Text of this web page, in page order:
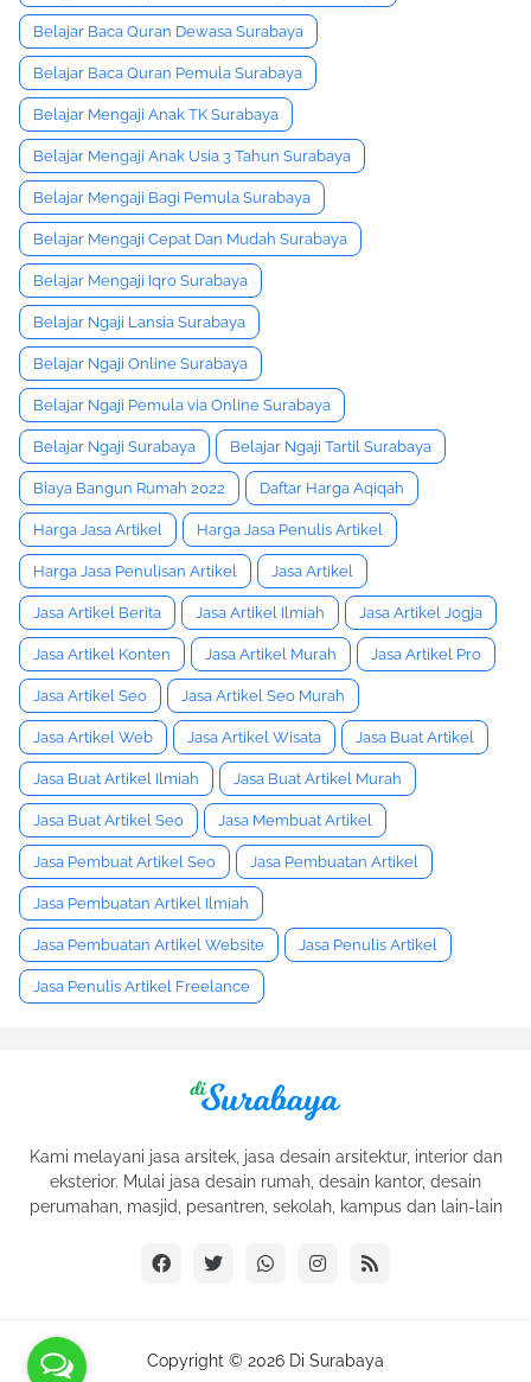
Belajar Baca Quran Dewasa Surabaya
Belajar Baca Quran Pemula Surabaya
Belajar Mengaji Anak TK Surabaya
Belajar Mengaji Anak Usia 3 Tahun Surabaya
Belajar Mengaji Bagi Pemula Surabaya
Belajar Mengaji Cepat Dan Mudah Surabaya
Belajar Mengaji Iqro Surabaya
Belajar Ngaji Lansia Surabaya
Belajar Ngaji Online Surabaya
Belajar Ngaji Pemula via Online Surabaya
Belajar Ngaji Surabaya Belajar Ngaji Tartil Surabaya
Biaya Bangun Rumah 2022 Daftar Harga Aqiqah
Harga Jasa Artikel Harga Jasa Penulis Artikel
Harga Jasa Penulisan Artikel Jasa Artikel
Jasa Artikel Berita Jasa Artikel Ilmiah Jasa Artikel Jogja
Jasa Artikel Konten Jasa Artikel Murah Jasa Artikel Pro
Jasa Artikel Seo Jasa Artikel Seo Murah
Jasa Artikel Web Jasa Artikel Wisata Jasa Buat Artikel
Jasa Buat Artikel Ilmiah Jasa Buat Artikel Murah
Jasa Buat Artikel Seo Jasa Membuat Artikel
Jasa Pembuat Artikel Seo Jasa Pembuatan Artikel
Jasa Pembuatan Artikel Ilmiah
Jasa Pembuatan Artikel Website Jasa Penulis Artikel
Jasa Penulis Artikel Freelance
Kami melayani jasa arsitek, jasa desain arsitektur, interior dan
eksterior. Mulai jasa desain rumah, desain kantor, desain
perumahan, masjid, pesantren, sekolah, kampus dan lain-lain
Copyright © 2026 Di Surabaya